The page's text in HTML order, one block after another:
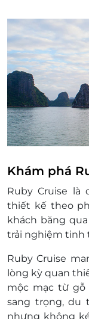
lớn và
Giáng
Nguyên
Âm lịch)
Thông tin liên
Địa chỉ:
Quốc tế
Hotline:
Điều kiện
phòng
Khách
trước khi
e-
tiền mặt,
Không
khuyến
Không
thức nào
Khám phá
Ruby Cruise
thiết kế theo
khách băng
trải nghiệm tinh
Ruby Cruise
lòng kỳ quan
mộc mạc từ
sang trọng, du
nhưng không